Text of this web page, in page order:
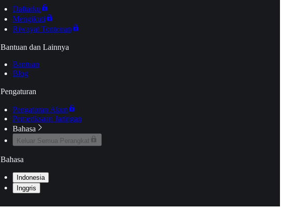
Daftarku
Mengikuti
Riwayat Tontonan
Bantuan dan Lainnya
Bantuan
Blog
Pengaturan
Pengaturan Akun
Pemeriksaan Jaringan
Bahasa
Keluar Semua Perangkat
Bahasa
Indonesia
Inggris